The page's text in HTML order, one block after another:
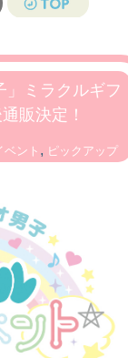
」ミラクルギフ
販決定！
ベント , ピックアップ